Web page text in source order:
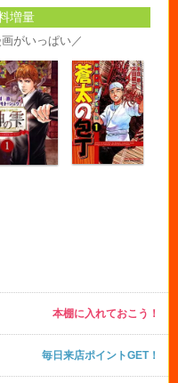
増量
がいっぱい／
本棚に入れておこう！
毎日来店ポイントGET！